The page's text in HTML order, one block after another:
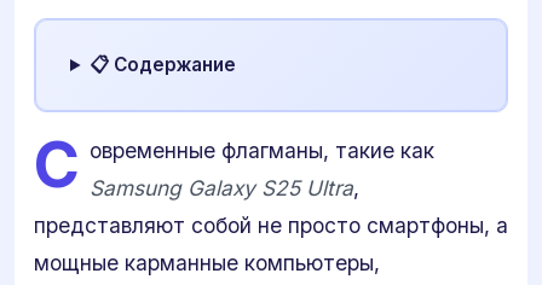
📋 Содержание
С овременные флагманы, такие как
Samsung Galaxy S25 Ultra,
представляют собой не просто смартфоны, а
мощные карманные компьютеры,